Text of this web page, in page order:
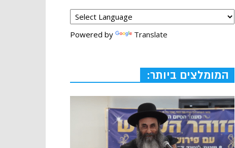
Powered by Translate
המומלצים ביותר: